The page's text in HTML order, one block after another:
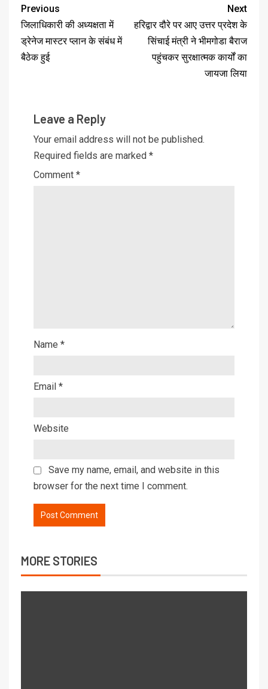
Previous
जिलाधिकारी की अध्यक्षता में
ड्रेनेज मास्टर प्लान के संबंध में
बैठेक हुई
Next
हरिद्वार दौरे पर आए उत्तर प्रदेश के
सिंचाई मंत्री ने भीमगोडा बैराज
पहुंचकर सुरक्षात्मक कार्यों का
जायजा लिया
Leave a Reply
Your email address will not be published.
Required fields are marked *
Comment *
Name *
Email *
Website
Save my name, email, and website in this
browser for the next time I comment.
MORE STORIES